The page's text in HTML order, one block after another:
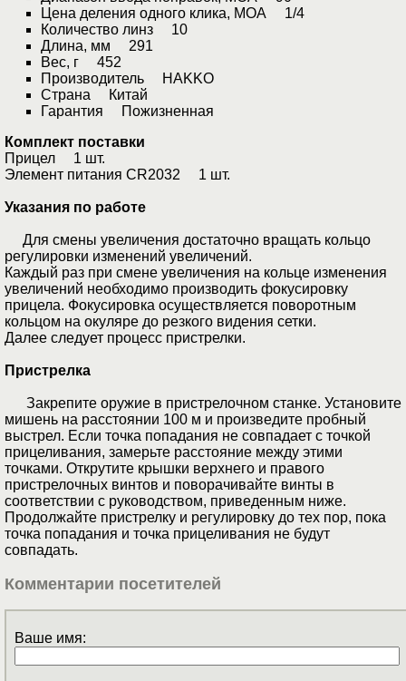
Цена деления одного клика, МОА 1/4
Количество линз 10
Длина, мм 291
Вес, г 452
Производитель HAKKO
Страна Китай
Гарантия Пожизненная
Комплект поставки
Прицел 1 шт.
Элемент питания CR2032 1 шт.
Указания по работе
Для смены увеличения достаточно вращать кольцо
регулировки изменений увеличений.
Каждый раз при смене увеличения на кольце изменения
увеличений необходимо производить фокусировку
прицела. Фокусировка осуществляется поворотным
кольцом на окуляре до резкого видения сетки.
Далее следует процесс пристрелки.
Пристрелка
Закрепите оружие в пристрелочном станке. Установите
мишень на расстоянии 100 м и произведите пробный
выстрел. Если точка попадания не совпадает с точкой
прицеливания, замерьте расстояние между этими
точками. Открутите крышки верхнего и правого
пристрелочных винтов и поворачивайте винты в
соответствии с руководством, приведенным ниже.
Продолжайте пристрелку и регулировку до тех пор, пока
точка попадания и точка прицеливания не будут
совпадать.
Комментарии посетителей
Ваше имя: